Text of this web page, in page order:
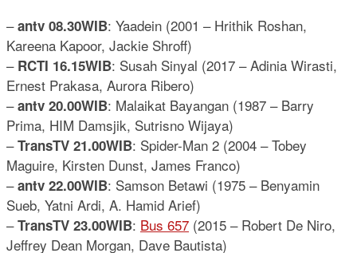
–antv 08.30WIB: Yaadein (2001 – Hrithik Roshan,
Kareena Kapoor, Jackie Shroff)
– RCTI 16.15WIB: Susah Sinyal (2017 – Adinia Wirasti,
Ernest Prakasa, Aurora Ribero)
–antv 20.00WIB: Malaikat Bayangan (1987 – Barry
Prima, HIM Damsjik, Sutrisno Wijaya)
–TransTV 21.00WIB: Spider-Man 2 (2004 – Tobey
Maguire, Kirsten Dunst, James Franco)
–antv 22.00WIB: Samson Betawi (1975 – Benyamin
Sueb, Yatni Ardi, A. Hamid Arief)
–TransTV 23.00WIB: Bus 657 (2015 – Robert De Niro,
Jeffrey Dean Morgan, Dave Bautista)